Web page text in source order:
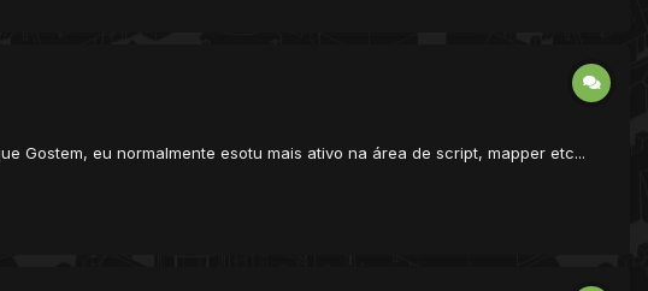
Gostem, eu normalmente esotu mais ativo na área de script, mapper etc...